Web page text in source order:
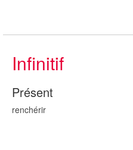
Infinitif
Présent
renchérir